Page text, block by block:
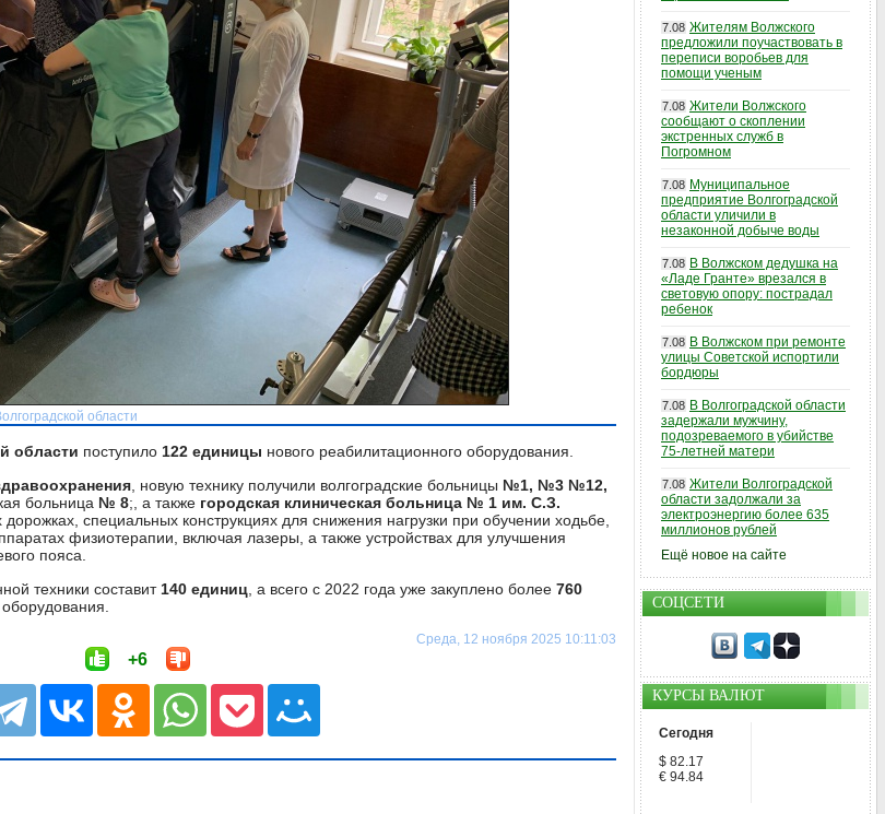
области
области поступило 122 единицы нового реабилитационного оборудования.
, новую технику получили волгоградские больницы №1, №3 №12,
больница № 8;, а также городская клиническая больница № 1 им. С.З.
дорожках, специальных конструкциях для снижения нагрузки при обучении ходьбе,
физиотерапии, включая лазеры, а также устройствах для улучшения
пояса.
техники составит140 единиц , а всего с 2022 года уже закуплено более 760
Среда, 12 ноября 2025 10:11:03
+6
7.08 Жителям Волжского
предложили поучаствовать в
переписи воробьев для
помощи ученым
7.08 Жители Волжского
сообщают о скоплении
экстренных служб в
Погромном
7.08 Муниципальное
предприятие Волгоградской
области уличили в
незаконной добыче воды
7.08 В Волжском дедушка на
«Ладе Гранте» врезался в
световую опору: пострадал
ребенок
7.08 В Волжском при ремонте
улицы Советской испортили
бордюры
7.08 В Волгоградской области
задержали мужчину,
подозреваемого в убийстве
75-летней матери
7.08 Жители Волгоградской
области задолжали за
электроэнергию более 635
миллионов рублей
Ещё новое на сайте
СОЦСЕТИ
КУРСЫ ВАЛЮТ
Сегодня
$ 82.17
€ 94.84